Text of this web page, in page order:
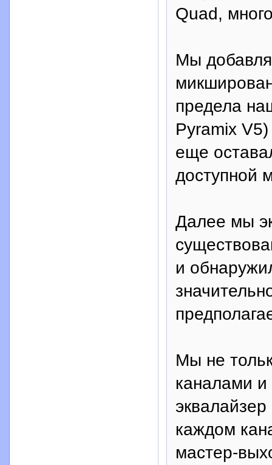
Quad,
Мы
предела
Pyramix
еще
доступной
Далее мы
и
Мы не
каналами
каждом
мастер-